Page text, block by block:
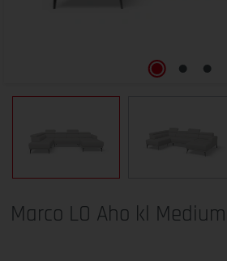
Marco LO Aho kl